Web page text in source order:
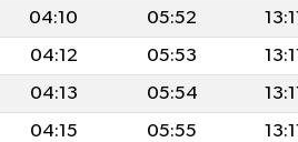
04:10 05:52 13:11
04:12 05:53 13:11
04:13 05:54 13:11
04:15 05:55 13:11